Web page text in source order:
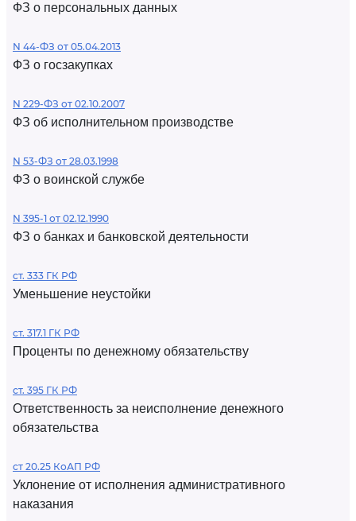
ФЗ о персональных данных
N 44-ФЗ от 05.04.2013
ФЗ о госзакупках
N 229-ФЗ от 02.10.2007
ФЗ об исполнительном производстве
N 53-ФЗ от 28.03.1998
ФЗ о воинской службе
N 395-1 от 02.12.1990
ФЗ о банках и банковской деятельности
ст. 333 ГК РФ
Уменьшение неустойки
ст. 317.1 ГК РФ
Проценты по денежному обязательству
ст. 395 ГК РФ
Ответственность за неисполнение денежного
обязательства
ст 20.25 КоАП РФ
Уклонение от исполнения административного
наказания